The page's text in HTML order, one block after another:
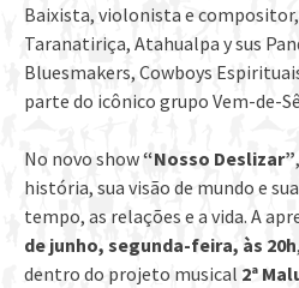
Baixista, violonista e
Taranatiriça, Atahualpa y sus
Bluesmakers, Cowboys
parte do icônico grupo Vem-de-
No novo show“Nosso Deslizar”
história, sua visão de mundo e
tempo, as relações e a vida. A
de junho, segunda-feira, às 20h
dentro do projeto musical 2ª